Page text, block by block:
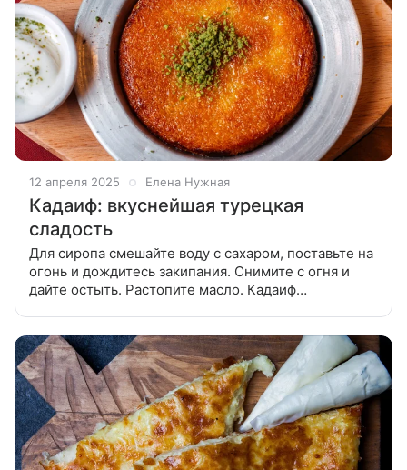
12 апреля 2025 Елена Нужная
Кадаиф: вкуснейшая турецкая
сладость
Для сиропа смешайте воду с сахаром, поставьте на
огонь и дождитесь закипания. Снимите с огня и
дайте остыть. Растопите масло. Кадаиф